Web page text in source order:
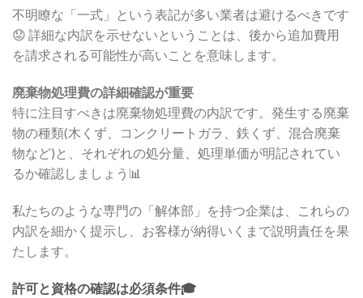
不明瞭な「一式」という表記が多い業者は避けるべきです
😟 詳細な内訳を示せないということは、後から追加費用
を請求される可能性が高いことを意味します。
廃棄物処理費の詳細確認が重要
特に注目すべきは廃棄物処理費の内訳です。発生する廃棄
物の種類(木くず、コンクリートガラ、鉄くず、混合廃棄
物など)と、それぞれの処分量、処理単価が明記されてい
るか確認しましょう📊
私たちのような専門の「解体部」を持つ企業は、これらの
内訳を細かく提示し、お客様が納得いくまで説明責任を果
たします。
許可と資格の確認は必須条件🎓